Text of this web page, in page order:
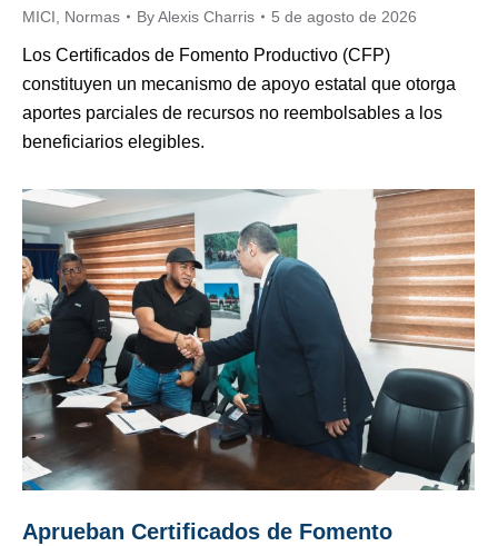
MICI Normas ByAlexis Charris 5 de agosto de 2026
Los Certificados de Fomento Productivo (CFP)
constituyen un mecanismo de apoyo estatal que otorga
aportes parciales de recursos no reembolsables a los
beneficiarios elegibles.
Aprueban Certificados de Fomento